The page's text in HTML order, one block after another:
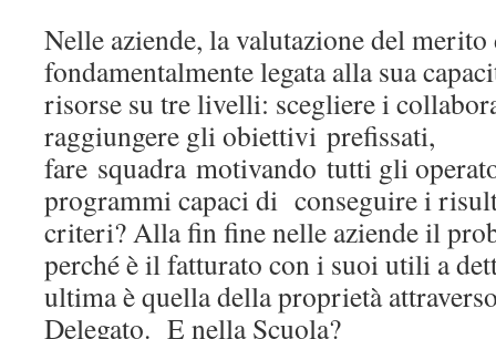
Nelle aziende, la valutazione del merito
fondamentalmente legata alla sua
risorse su tre livelli: scegliere i
raggiungere gli obiettivi prefissati,
fare squadra motivando tutti gli
programmi capaci di conseguire i
criteri? Alla fin fine nelle aziende il
perché è il fatturato con i suoi utili a
ultima è quella della proprietà
Delegato. E nella Scuola?